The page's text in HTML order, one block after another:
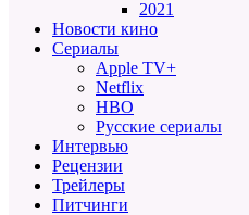
2021
Новости кино
Сериалы
Apple TV+
Netflix
HBO
Русские сериалы
Интервью
Рецензии
Трейлеры
Питчинги